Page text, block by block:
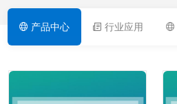
产品中心 行业应用